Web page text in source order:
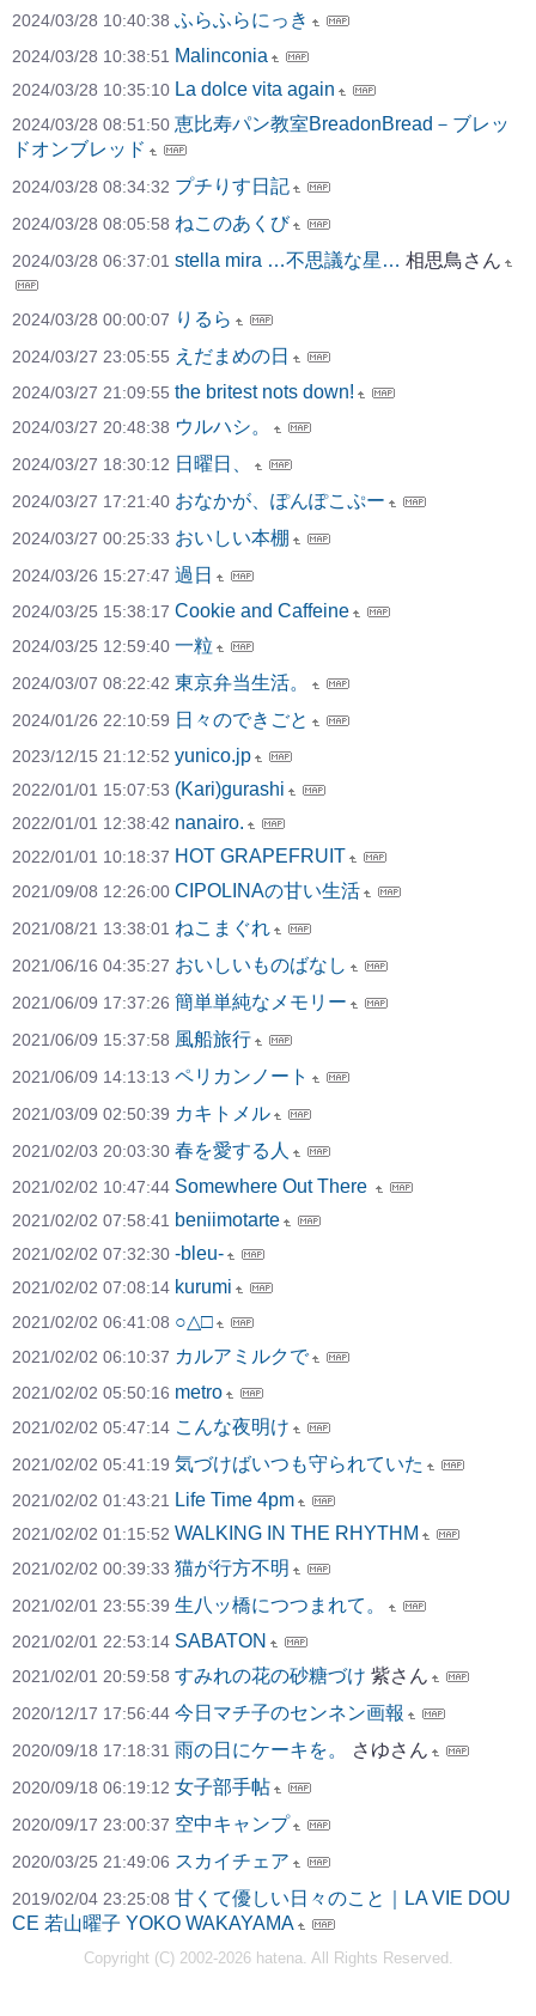
2024/03/28 10:40:38 ふらふらにっき
2024/03/28 10:38:51 Malinconia
2024/03/28 10:35:10 La dolce vita again
2024/03/28 08:51:50 恵比寿パン教室BreadonBread－ブレッ
ドオンブレッド
2024/03/28 08:34:32 プチりす日記
2024/03/28 08:05:58 ねこのあくび
2024/03/28 06:37:01 stella mira …不思議な星… 相思鳥さん
2024/03/28 00:00:07 りるら
2024/03/27 23:05:55 えだまめの日
2024/03/27 21:09:55 the britest nots down!
2024/03/27 20:48:38 ウルハシ。
2024/03/27 18:30:12 日曜日、
2024/03/27 17:21:40 おなかが、ぽんぽこぷー
2024/03/27 00:25:33 おいしい本棚
2024/03/26 15:27:47 過日
2024/03/25 15:38:17 Cookie and Caffeine
2024/03/25 12:59:40 一粒
2024/03/07 08:22:42 東京弁当生活。
2024/01/26 22:10:59 日々のできごと
2023/12/15 21:12:52 yunico.jp
2022/01/01 15:07:53 (Kari)gurashi
2022/01/01 12:38:42 nanairo.
2022/01/01 10:18:37 HOT GRAPEFRUIT
2021/09/08 12:26:00 CIPOLINAの甘い生活
2021/08/21 13:38:01 ねこまぐれ
2021/06/16 04:35:27 おいしいものばなし
2021/06/09 17:37:26 簡単単純なメモリー
2021/06/09 15:37:58 風船旅行
2021/06/09 14:13:13 ペリカンノート
2021/03/09 02:50:39 カキトメル
2021/02/03 20:03:30 春を愛する人
2021/02/02 10:47:44 Somewhere Out There
2021/02/02 07:58:41 beniimotarte
2021/02/02 07:32:30 -bleu-
2021/02/02 07:08:14 kurumi
2021/02/02 06:41:08 ○△□
2021/02/02 06:10:37 カルアミルクで
2021/02/02 05:50:16 metro
2021/02/02 05:47:14 こんな夜明け
2021/02/02 05:41:19 気づけばいつも守られていた
2021/02/02 01:43:21 Life Time 4pm
2021/02/02 01:15:52 WALKING IN THE RHYTHM
2021/02/02 00:39:33 猫が行方不明
2021/02/01 23:55:39 生八ッ橋につつまれて。
2021/02/01 22:53:14 SABATON
2021/02/01 20:59:58 すみれの花の砂糖づけ 紫さん
2020/12/17 17:56:44 今日マチ子のセンネン画報
2020/09/18 17:18:31 雨の日にケーキを。 さゆさん
2020/09/18 06:19:12 女子部手帖
2020/09/17 23:00:37 空中キャンプ
2020/03/25 21:49:06 スカイチェア
2019/02/04 23:25:08 甘くて優しい日々のこと｜LA VIE DOU
CE 若山曜子 YOKO WAKAYAMA
Copyright (C) 2002-2026 hatena. All Rights Reserved.